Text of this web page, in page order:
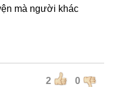
mà người khác
2 0